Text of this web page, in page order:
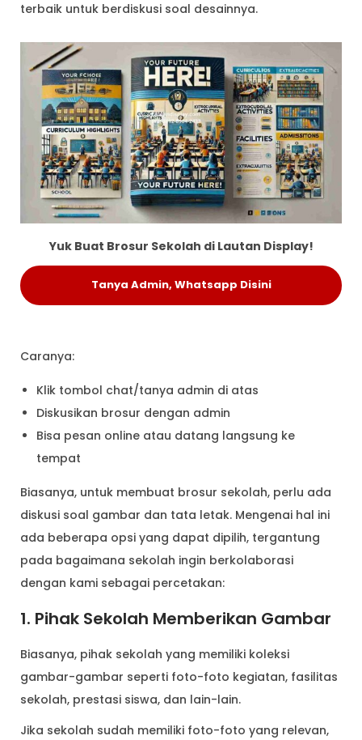
terbaik untuk berdiskusi soal desainnya.
Yuk Buat Brosur Sekolah di Lautan Display!
Tanya Admin, Whatsapp Disini
Caranya:
Klik tombol chat/tanya admin di atas
Diskusikan brosur dengan admin
Bisa pesan online atau datang langsung ke
tempat
Biasanya, untuk membuat brosur sekolah, perlu ada
diskusi soal gambar dan tata letak. Mengenai hal ini
ada beberapa opsi yang dapat dipilih, tergantung
pada bagaimana sekolah ingin berkolaborasi
dengan kami sebagai percetakan:
1. Pihak Sekolah Memberikan Gambar
Biasanya, pihak sekolah yang memiliki koleksi
gambar-gambar seperti foto-foto kegiatan, fasilitas
sekolah, prestasi siswa, dan lain-lain.
Jika sekolah sudah memiliki foto-foto yang relevan,